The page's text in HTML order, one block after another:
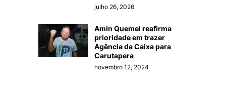
julho 26, 2026
Amin Quemel reafirma
prioridade em trazer
Agência da Caixa para
Carutapera
novembro 12, 2024